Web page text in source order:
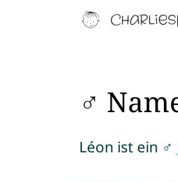
♂
Léon ist ein ♂